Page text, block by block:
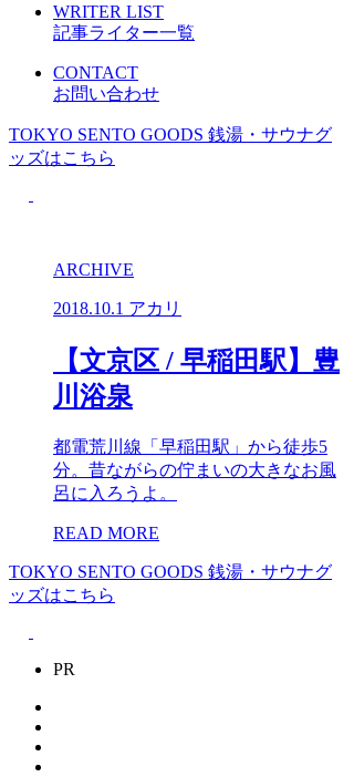
WRITER LIST
記事ライター一覧
CONTACT
お問い合わせ
TOKYO SENTO GOODS 銭湯・サウナグ
ッズはこちら
ARCHIVE
2018.10.1 アカリ
【文京区 / 早稲田駅】豊
川浴泉
都電荒川線「早稲田駅」から徒歩5
分。昔ながらの佇まいの大きなお風
呂に入ろうよ。
READ MORE
TOKYO SENTO GOODS 銭湯・サウナグ
ッズはこちら
PR